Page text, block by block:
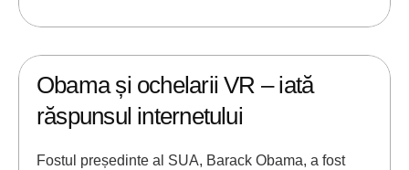
Obama și ochelarii VR – iată
răspunsul internetului
Fostul președinte al SUA, Barack Obama, a fost